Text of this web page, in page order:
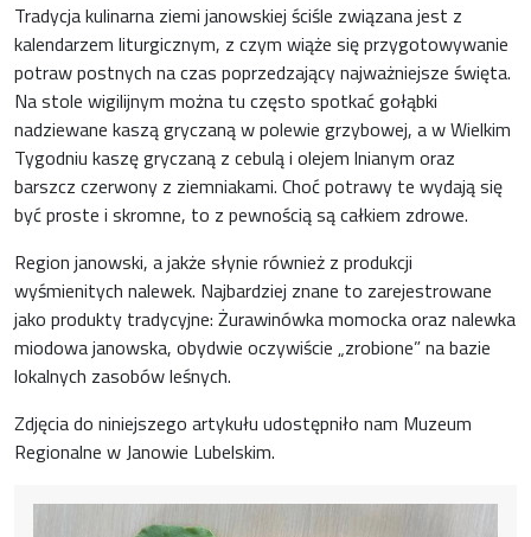
Tradycja kulinarna ziemi janowskiej ściśle związana jest z
kalendarzem liturgicznym, z czym wiąże się przygotowywanie
potraw postnych na czas poprzedzający najważniejsze święta.
Na stole wigilijnym można tu często spotkać gołąbki
nadziewane kaszą gryczaną w polewie grzybowej, a w Wielkim
Tygodniu kaszę gryczaną z cebulą i olejem lnianym oraz
barszcz czerwony z ziemniakami. Choć potrawy te wydają się
być proste i skromne, to z pewnością są całkiem zdrowe.
Region janowski, a jakże słynie również z produkcji
wyśmienitych nalewek. Najbardziej znane to zarejestrowane
jako produkty tradycyjne: Żurawinówka momocka oraz nalewka
miodowa janowska, obydwie oczywiście „zrobione” na bazie
lokalnych zasobów leśnych.
Zdjęcia do niniejszego artykułu udostępniło nam Muzeum
Regionalne w Janowie Lubelskim.